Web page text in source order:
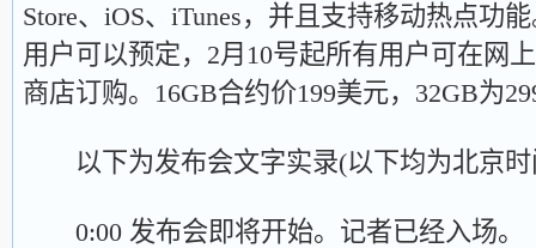
Store、iOS、iTunes，并且支持移动热点功
用户可以预定，2月10号起所有用户可在网
商店订购。16GB合约价199美元，32GB为
以下为发布会文字实录(以下均为北京时
0:00 发布会即将开始。记者已经入场。